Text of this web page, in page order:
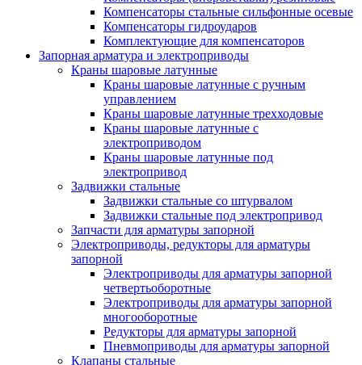
Компенсаторы стальные сильфонные осевые
Компенсаторы гидроударов
Комплектующие для компенсаторов
Запорная арматура и электроприводы
Краны шаровые латунные
Краны шаровые латунные с ручным
управлением
Краны шаровые латунные трехходовые
Краны шаровые латунные с
электроприводом
Краны шаровые латунные под
электропривод
Задвижки стальные
Задвижки стальные со штурвалом
Задвижки стальные под электропривод
Запчасти для арматуры запорной
Электроприводы, редукторы для арматуры
запорной
Электроприводы для арматуры запорной
четвертьоборотные
Электроприводы для арматуры запорной
многооборотные
Редукторы для арматуры запорной
Пневмоприводы для арматуры запорной
Клапаны стальные